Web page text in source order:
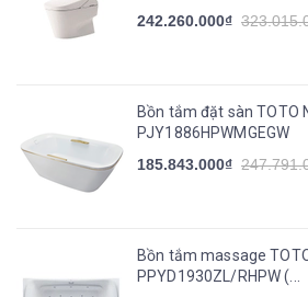
242.260.000₫
Bồn tắm đặt sàn TOTO
PJY1886HPWMGEGW
185.843.000₫
Bồn tắm massage
PPYD1930ZL/RHPW (...